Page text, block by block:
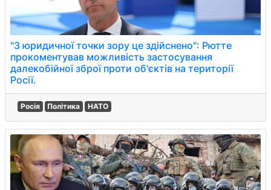
"З юридичної точки зору це здійснено": Рютте
прокоментував можливість застосування
далекобійної зброї проти об'єктів на території
Росії.
Росія Політика НАТО